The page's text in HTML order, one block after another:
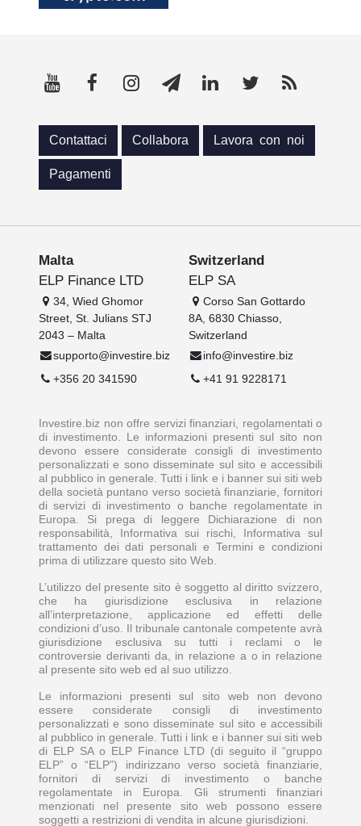
Contattaci Collabora Lavora con noi
Pagamenti
Malta
ELP Finance LTD
34, Wied Ghomor
Street, St. Julians STJ
2043 – Malta
supporto@investire.biz
+356 20 341590
Switzerland
ELP SA
Corso San Gottardo
8A, 6830 Chiasso,
Switzerland
info@investire.biz
+41 91 9228171
Investire.biz non offre servizi finanziari, regolamentati o
di investimento. Le informazioni presenti sul sito non
devono essere considerate consigli di investimento
personalizzati e sono disseminate sul sito e accessibili
al pubblico in generale. Tutti i link e i banner sui siti web
della società puntano verso società finanziarie, fornitori
di servizi di investimento o banche regolamentate in
Europa. Si prega di leggere Dichiarazione di non
responsabilità, Informativa sui rischi, Informativa sul
trattamento dei dati personali e Termini e condizioni
prima di utilizzare questo sito Web.
L’utilizzo del presente sito è soggetto al diritto svizzero,
che ha giurisdizione esclusiva in relazione
all’interpretazione, applicazione ed effetti delle
condizioni d’uso. Il tribunale cantonale competente avrà
giurisdizione esclusiva su tutti i reclami o le
controversie derivanti da, in relazione a o in relazione
al presente sito web ed al suo utilizzo.
Le informazioni presenti sul sito web non devono
essere considerate consigli di investimento
personalizzati e sono disseminate sul sito e accessibili
al pubblico in generale. Tutti i link e i banner sui siti web
di ELP SA o ELP Finance LTD (di seguito il “gruppo
ELP” o “ELP”) indirizzano verso società finanziarie,
fornitori di servizi di investimento o banche
regolamentate in Europa. Gli strumenti finanziari
menzionati nel presente sito web possono essere
soggetti a restrizioni di vendita in alcune giurisdizioni.